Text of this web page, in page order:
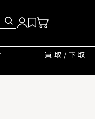
買取/下取